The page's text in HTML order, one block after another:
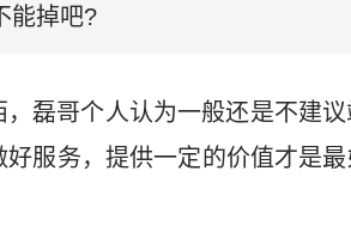
能掉吧?
磊哥个人认为一般还是不建
服务，提供一定的价值才是